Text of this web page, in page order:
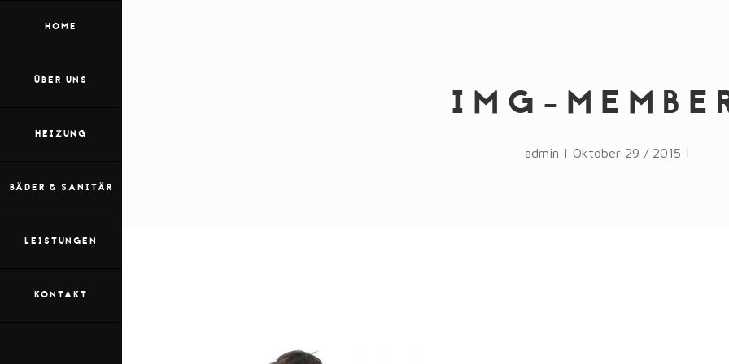
HOME
ÜBER UNS
HEIZUNG
BÄDER & SANITÄR
LEISTUNGEN
KONTAKT
IMG-
admin | Oktober 29 / 2015 |